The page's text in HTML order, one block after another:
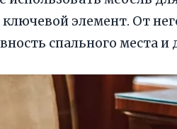
элемент. От
спального места и